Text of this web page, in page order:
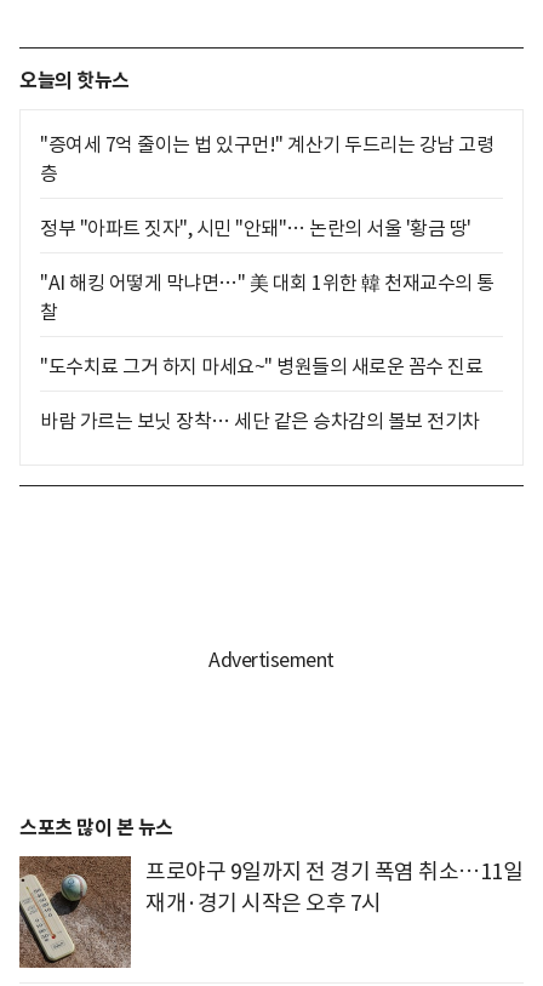
오늘의 핫뉴스
"증여세 7억 줄이는 법 있구먼!" 계산기 두드리는 강남 고령
층
정부 "아파트 짓자", 시민 "안돼"… 논란의 서울 '황금 땅'
"AI 해킹 어떻게 막냐면…" 美 대회 1위한 韓 천재교수의 통
찰
"도수치료 그거 하지 마세요~" 병원들의 새로운 꼼수 진료
바람 가르는 보닛 장착… 세단 같은 승차감의 볼보 전기차
스포츠 많이 본 뉴스
프로야구 9일까지 전 경기 폭염 취소…11일
재개·경기 시작은 오후 7시